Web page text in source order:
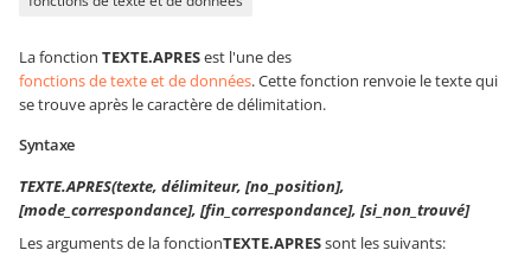
La fonction TEXTE.APRESest l'une des
fonctions de texte et de données. Cette fonction renvoie le texte qui
se trouve après le caractère de délimitation.
Syntaxe
TEXTE.APRES(texte, délimiteur, [no_position],
[mode_correspondance], [fin_correspondance], [si_non_trouvé]
Les arguments de la fonctionTEXTE.APRESsont les suivants: